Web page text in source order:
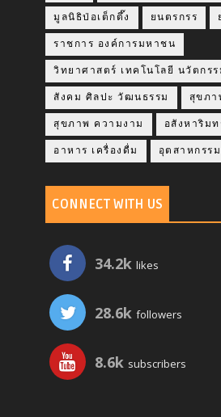
มูลนิธิป่อเต็กตึ๊ง ยนตรกรร
ราชการ องค์การมหาชน
วิทยาศาสตร์ เทคโนโลยี นวัตกรร
สังคม ศิลปะ วัฒนธรรม สุขภา
สุขภาพ ความงาม อสังหาริมท
อาหาร เครื่องดื่ม อุตสาหกรรม
CONNECT WITH US
34.2k likes
28.6k followers
8.6k subscribers